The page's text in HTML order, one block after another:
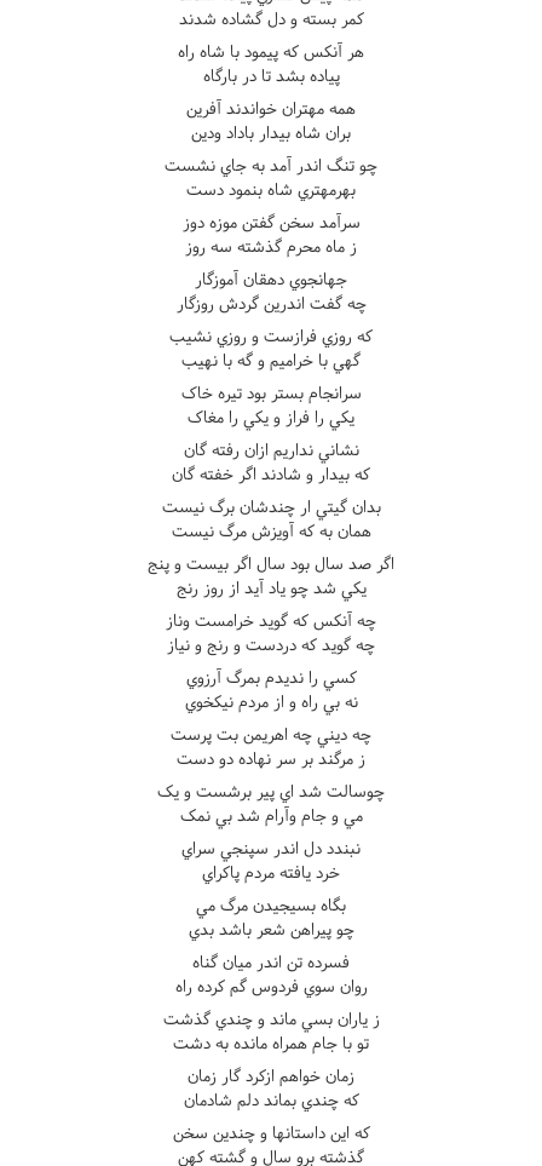
کمر بسته و دل گشاده شدند
هر آنکس که پيمود با شاه راه
پياده بشد تا در بارگاه
همه مهتران خواندند آفرين
بران شاه بيدار باداد ودين
چو تنگ اندر آمد به جاي نشست
بهرمهتري شاه بنمود دست
سرآمد سخن گفتن موزه دوز
ز ماه محرم گذشته سه روز
جهانجوي دهقان آموزگار
چه گفت اندرين گردش روزگار
که روزي فرازست و روزي نشيب
گهي با خراميم و گه با نهيب
سرانجام بستر بود تيره خاک
يکي را فراز و يکي را مغاک
نشاني نداريم ازان رفته گان
که بيدار و شادند اگر خفته گان
بدان گيتي ار چندشان برگ نيست
همان به که آويزش مرگ نيست
اگر صد سال بود سال اگر بيست و پنج
يکي شد چو ياد آيد از روز رنج
چه آنکس که گويد خرامست وناز
چه گويد که دردست و رنج و نياز
کسي را نديدم بمرگ آرزوي
نه بي راه و از مردم نيکخوي
چه ديني چه اهريمن بت پرست
ز مرگند بر سر نهاده دو دست
چوسالت شد اي پير برشست و يک
مي و جام وآرام شد بي نمک
نبندد دل اندر سپنجي سراي
خرد يافته مردم پاکراي
بگاه بسيجيدن مرگ مي
چو پيراهن شعر باشد بدي
فسرده تن اندر ميان گناه
روان سوي فردوس گم کرده راه
ز ياران بسي ماند و چندي گذشت
تو با جام همراه مانده به دشت
زمان خواهم ازکرد گار زمان
که چندي بماند دلم شادمان
که اين داستانها و چندين سخن
گذشته برو سال و گشته کهن